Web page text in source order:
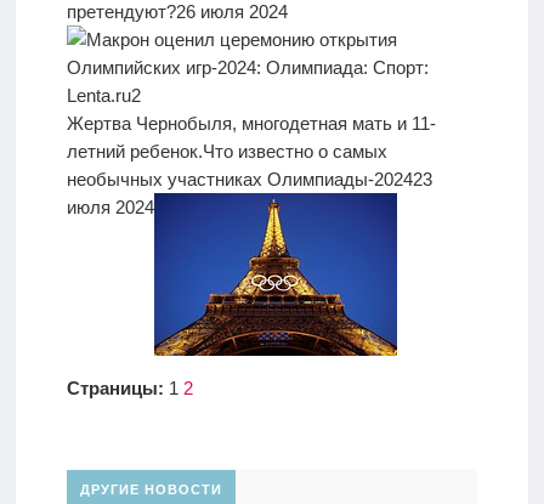
претендуют?26 июля 2024
Жертва Чернобыля, многодетная мать и 11-
летний ребенок.Что известно о самых
необычных участниках Олимпиады-202423
июля 2024
Страницы: 1 2
ДРУГИЕ НОВОСТИ